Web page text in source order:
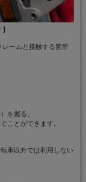
レームと接触する箇所
を握る。
ことができます。
車以外では利用しない